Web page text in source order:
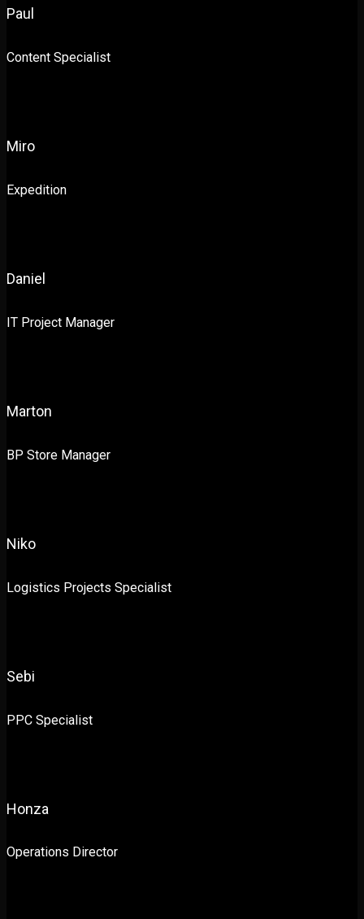
Paul
Content Specialist
Miro
Expedition
Daniel
IT Project Manager
Marton
BP Store Manager
Niko
Logistics Projects Specialist
Sebi
PPC Specialist
Honza
Operations Director